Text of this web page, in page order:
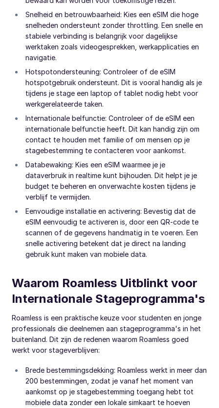
Snelheid en betrouwbaarheid: Kies een eSIM die hoge
snelheden ondersteunt zonder throttling. Een snelle en
stabiele verbinding is belangrijk voor dagelijkse
werktaken zoals videogesprekken, werkapplicaties en
navigatie.
Hotspotondersteuning: Controleer of de eSIM
hotspotgebruik ondersteunt. Dit is vooral handig als je
tijdens je stage een laptop of tablet nodig hebt voor
werkgerelateerde taken.
Internationale belfunctie: Controleer of de eSIM een
internationale belfunctie heeft. Dit kan handig zijn om
contact te houden met familie of om mensen op je
stagebestemming te contacteren voor aankomst.
Databewaking: Kies een eSIM waarmee je je
dataverbruik in realtime kunt bijhouden. Dit helpt je je
budget te beheren en onverwachte kosten tijdens je
verblijf te vermijden.
Eenvoudige installatie en activering: Bevestig dat de
eSIM eenvoudig te activeren is, door een QR-code te
scannen of de gegevens handmatig in te voeren. Een
snelle activering betekent dat je direct na landing
gebruik kunt maken van mobiele data.
Waarom Roamless Uitblinkt voor
Internationale Stageprogramma's
Roamless is een praktische keuze voor studenten en jonge
professionals die deelnemen aan stageprogramma's in het
buitenland. Dit zijn de redenen waarom Roamless goed
werkt voor stageverblijven:
Brede bestemmingsdekking: Roamless werkt in meer dan
200 bestemmingen, zodat je vanaf het moment van
aankomst op je stagebestemming toegang hebt tot
mobiele data zonder een lokale simkaart te hoeven